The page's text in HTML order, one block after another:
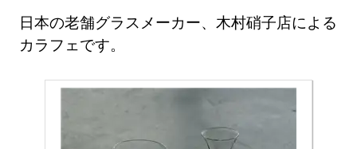
日本の老舗グラスメーカー、木村硝子店による
カラフェです。